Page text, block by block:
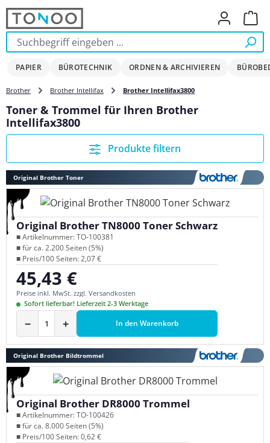
Zum Hauptinhalt springen
PAPIER BÜROTECHNIK ORDNEN & ARCHIVIEREN
Brother Brother Intellifax Brother Intellifax3800
Toner & Trommel für Ihren Brother
Intellifax3800
Produkte filtern
Original Brother Toner
Original Brother TN8000 Toner Schwarz
■ Artikelnummer: TO-100381
■ für ca. 2.200 Seiten (5%)
■ Preis/100 Seiten: 2,07 €
Regulärer Preis:
45,43 €
Preise inkl. MwSt. zzgl. Versandkosten
Sofort lieferbar! Lieferzeit 2-3 Werktage
− + In den Warenkorb
Original Brother Bildtrommel
Original Brother DR8000 Trommel
■ Artikelnummer: TO-100426
■ für ca. 8.000 Seiten (5%)
■ Preis/100 Seiten: 0,62 €